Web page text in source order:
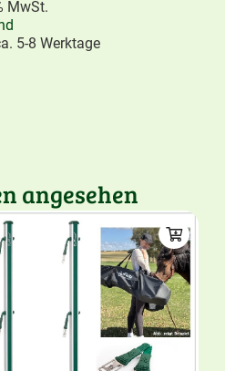
MwSt.
5-8 Werktage
angesehen